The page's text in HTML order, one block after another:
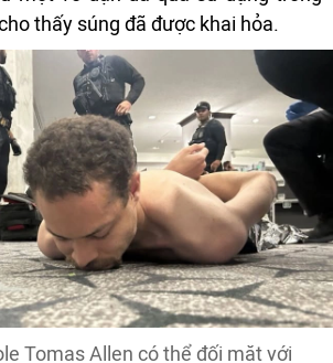
thấy súng đã được khai hỏa.
Tomas Allen có thể đối mặt với